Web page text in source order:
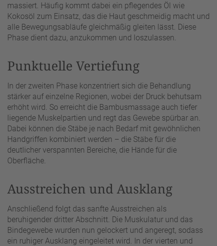
massiert. Häufig kommt dabei ein pflegendes Öl wie
Kokosöl zum Einsatz, das die Haut geschmeidig macht und
alle Bewegungsabläufe gleichmäßig gleiten lässt. Diese
Phase dient dazu, anzukommen und loszulassen.
Punktuelle Vertiefung
In der zweiten Phase konzentriert sich die Behandlung
stärker auf einzelne Regionen, wobei der Druck behutsam
erhöht wird. So erreicht die Bambusmassage auch tiefer
liegende Muskelpartien und regt das Gewebe spürbar an.
Dabei können die Stäbe je nach Bedarf mit gewöhnlichen
Handgriffen kombiniert werden – die Stäbe für die
deutlicher verspannten Bereiche, die Hände für die
Oberfläche.
Ausstreichen und Ausklang
Anschließend folgt das sanfte Ausstreichen als
beruhigender dritter Abschnitt. Die Muskulatur und das
Bindegewebe wurden nun gelockert und angeregt, sodass
ein ruhiger Ausklang eingeleitet wird. In der vierten und